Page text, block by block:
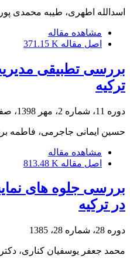
اسدالله اطهری، طیبه محمدی پور
مشاهده مقاله
اصل مقاله 371.15 K
بررسی تطبیقی
ترکیه
دوره 11، شماره 2، مهر 1398، صفحه
حسین ایمانی جاجرمی، فاطمه
مشاهده مقاله
اصل مقاله 813.48 K
بررسی جلوه های
در ترکیه
دوره 28، شماره 28، 1385
محمد جعفر یوسفیان کناری،